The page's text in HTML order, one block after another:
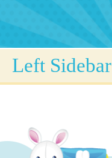
Articulos
Left Sidebar